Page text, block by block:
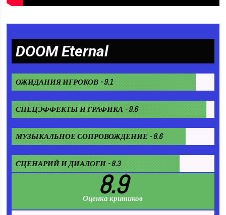
DOOM Eternal
ОЖИДАНИЯ ИГРОКОВ - 9.1
СПЕЦЭФФЕКТЫ И ГРАФИКА - 9.6
МУЗЫКАЛЬНОЕ СОПРОВОЖДЕНИЕ - 8.6
СЦЕНАРИЙ И ДИАЛОГИ - 8.3
8.9
Оценка критиков